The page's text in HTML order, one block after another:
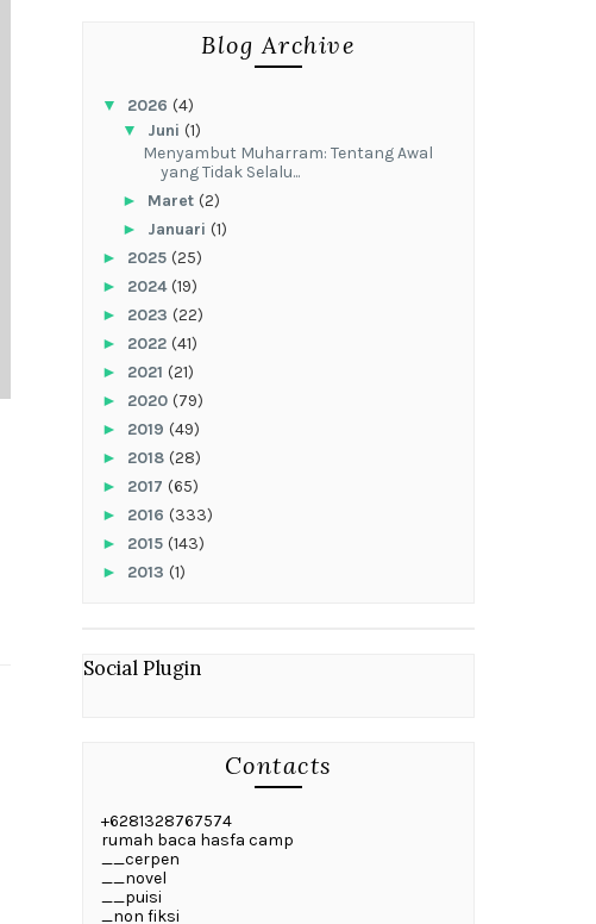
Blog Archive
▼ 2026 (4)
▼ Juni (1)
Menyambut Muharram: Tentang Awal
yang Tidak Selalu...
► Maret (2)
► Januari (1)
► 2025 (25)
► 2024(19)
► 2023 (22)
► 2022 (41)
► 2021 (21)
► 2020 (79)
► 2019 (49)
► 2018 (28)
► 2017 (65)
► 2016 (333)
► 2015 (143)
► 2013 (1)
Social Plugin
Contacts
+6281328767574
rumah baca hasfa camp
__cerpen
__novel
__puisi
_non fiksi